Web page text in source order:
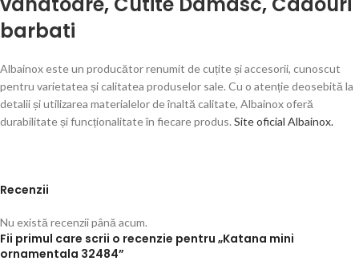
barbati
Albainox este un producător renumit de cuțite și accesorii, cunoscut
pentru varietatea și calitatea produselor sale. Cu o atenție deosebită la
detalii și utilizarea materialelor de înaltă calitate, Albainox oferă
durabilitate și funcționalitate în fiecare produs. Site oficial Albainox.
Recenzii
Nu există recenzii până acum.
Fii primul care scrii o recenzie pentru „Katana mini
ornamentala 32484”